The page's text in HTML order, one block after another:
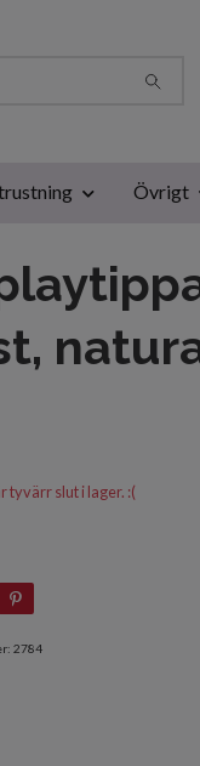
Övrigt
tyvärr slut i lager. :(
2784